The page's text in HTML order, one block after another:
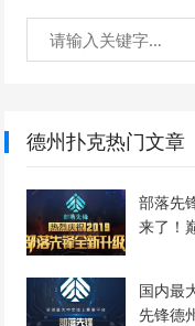
德州扑克热门文章
部落先
来了！
国内最
先锋德